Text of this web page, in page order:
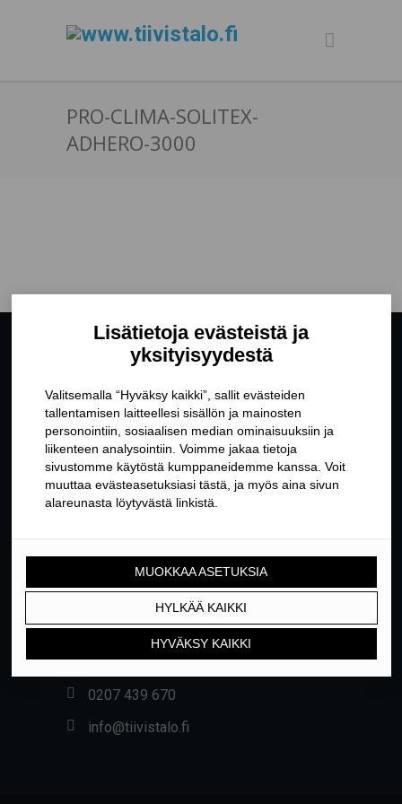
PRO-CLIMA-SOLITEX-
ADHERO-3000
YHTEYSTIEDOT
Yrittäjäntie 24, 01800 KLAUKKALA
0207 439 670
info@tiivistalo.fi